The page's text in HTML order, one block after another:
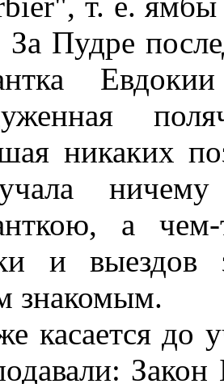
За Пудре
никаких
а
и
знакомым.
касается до